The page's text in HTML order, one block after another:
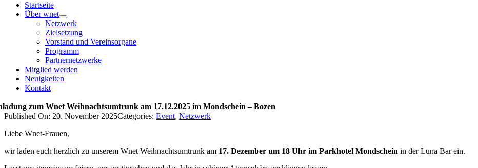
Startseite
Über wnet
Netzwerk
Zielsetzung
Vorstand und Vereinsorgane
Programm
Partnernetzwerke
Mitglied werden
Neuigkeiten
Kontakt
zum Wnet Weihnachtsumtrunk am 17.12.2025 im Mondschein – Bozen
Published On: 20. November 2025Categories: Event, Netzwerk
Liebe Wnet-Frauen,
wir laden euch herzlich zu unserem Wnet Weihnachtsumtrunk am 17. Dezember um 18 Uhr im Parkhotel Mondschein in der Luna Bar ein.